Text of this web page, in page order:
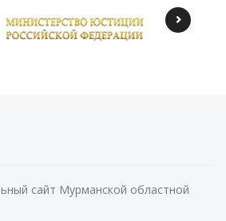
сайт Мурманской областной